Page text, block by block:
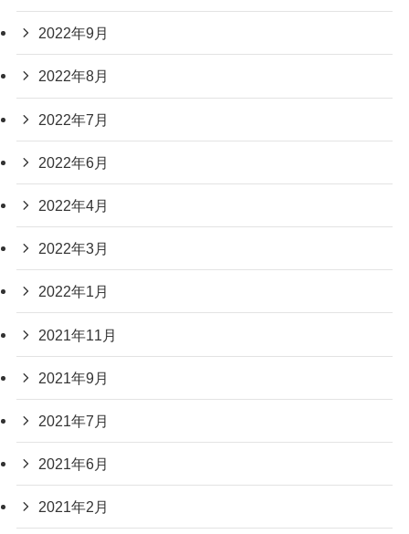
2022年9月
2022年8月
2022年7月
2022年6月
2022年4月
2022年3月
2022年1月
2021年11月
2021年9月
2021年7月
2021年6月
2021年2月